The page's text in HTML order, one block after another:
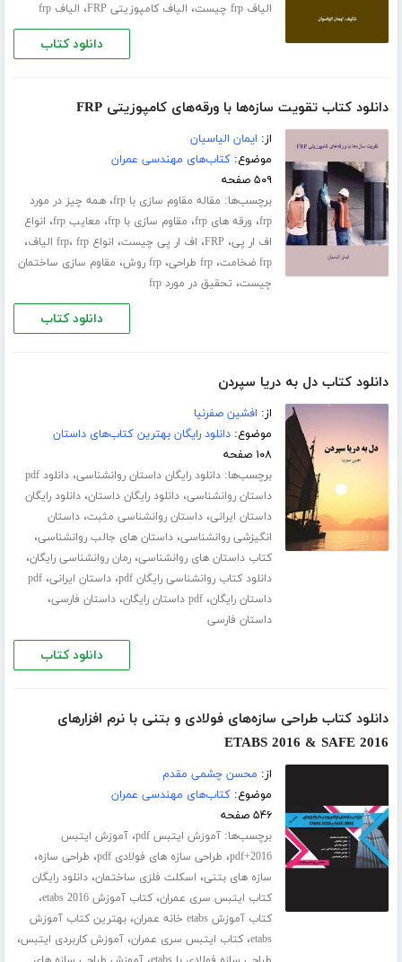
الیاف frp چیست ، الیاف کامپوزیتی FRP ، الیاف frp
دانلود کتاب
دانلود کتاب تقویت سازه‌ھا با ورقه‌ھای کامپوزیتی FRP
از: ایمان الیاسیان
موضوع:کتاب‌های مهندسی عمران
۵۰۹ صفحه
برچسب‌ها: مقاله مقاوم سازی با frp ،همه چیز در مورد
frp، ورقه های frp ، مقاوم سازی با frp ، معایب frp ، انواع
اف ار پی، FRP، اف ار پی چیست، انواع frp ، frp الیاف ،
frp ضخامت ،frp طراحی ،frp روش ، مقاوم سازی ساختمان
چیست، تحقیق در مورد frp
دانلود کتاب
دانلود کتاب دل به دریا سپردن
از: افشین صفرنیا
موضوع:دانلود رایگان بهترین کتاب‌های داستان
۱۰۸ صفحه
برچسب‌ها:دانلود رایگان داستان روانشناسی،
دانلود pdf
داستان روانشناسی،دانلود رایگان داستان،دانلود رایگان
داستان ایرانی،داستان روانشناسی مثبت،داستان
انگیزشی روانشناسی،داستان های جالب روانشناسی،
کتاب داستان های روانشناسی،رمان روانشناسی رایگان،
دانلود کتاب روانشناسی رایگان pdf ،داستان ایرانی،pdf
داستان رایگان،pdf داستان رایگان ،داستان فارسی،
داستان فارسی
دانلود کتاب
دانلود کتاب طراحی سازه‌های فولادی و بتنی با نرم افزارهای
ETABS 2016 & SAFE 2016
از: محسن چشمی مقدم
موضوع:کتاب‌های مهندسی عمران
۵۴۶ صفحه
برچسب‌ها:آموزش ایتبس pdf ،آموزش ایتبس
2016+pdf
، طراحی سازه های فولادی pdf ، طراحی سازه،
سازه های بتنی، اسکلت فلزی ساختمان،دانلود رایگان
کتاب ایتبس سری عمران،کتاب آموزش etabs 2016 ،
کتاب آموزش etabs خانه عمران ،بهترین کتاب آموزش
etabs،کتاب ایتبس سری عمران،آموزش کاربردی ایتبس،